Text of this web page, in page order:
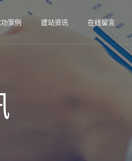
案例 建站资讯 在线留言